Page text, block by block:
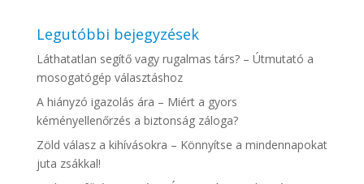
Legutóbbi bejegyzések
Láthatatlan segítő vagy rugalmas társ? – Útmutató a
mosogatógép választáshoz
A hiányzó igazolás ára – Miért a gyors
kéményellenőrzés a biztonság záloga?
Zöld válasz a kihívásokra – Könnyítse a mindennapokat
juta zsákkal!